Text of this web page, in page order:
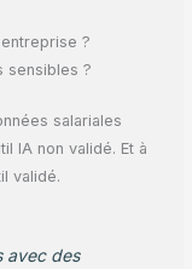
?
sensibles ?
salariales
IA non validé. Et à
validé.
avec des